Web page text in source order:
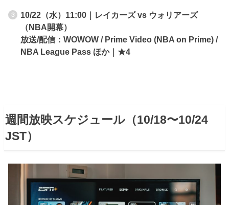
10/22（水）11:00｜レイカーズ vs ウォリアーズ
（NBA開幕）
放送/配信：WOWOW / Prime Video (NBA on Prime) /
NBA League Pass ほか｜★4
週間放映スケジュール（10/18〜10/24
JST）